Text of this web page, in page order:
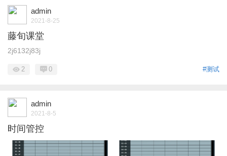
admin
2021-8-25
藤旬课堂
2j6132j83j
#测试
2 0
admin
2021-8-5
时间管控